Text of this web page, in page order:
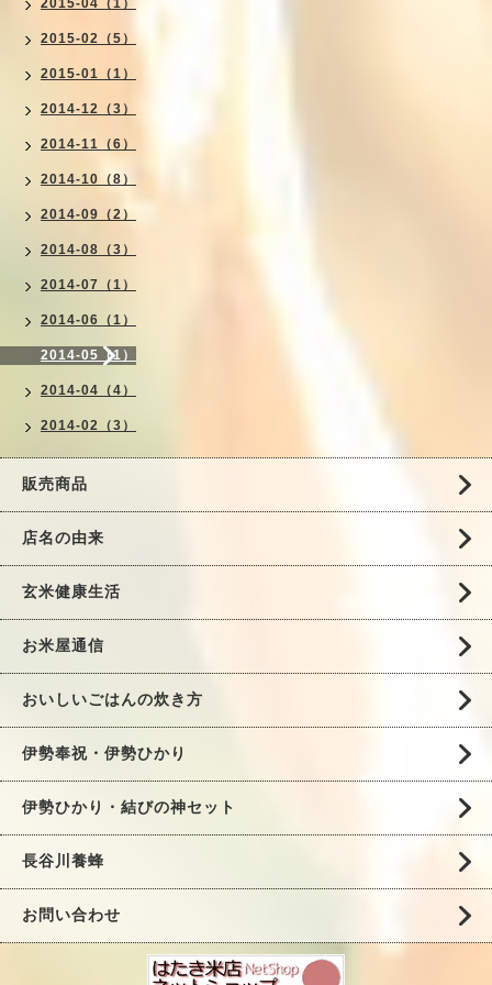
2015-04（1）
2015-02（5）
2015-01（1）
2014-12（3）
2014-11（6）
2014-10（8）
2014-09（2）
2014-08（3）
2014-07（1）
2014-06（1）
2014-05（1）
2014-04（4）
2014-02（3）
販売商品
店名の由来
玄米健康生活
お米屋通信
おいしいごはんの炊き方
伊勢奉祝・伊勢ひかり
伊勢ひかり・結びの神セット
長谷川養蜂
お問い合わせ